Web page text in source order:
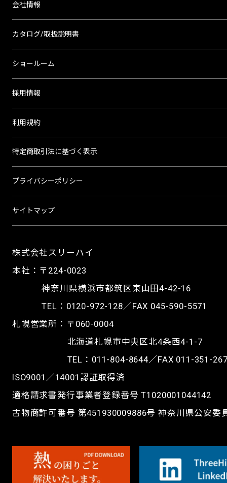
株式会社スリーハイ
本社：〒224-0023
神奈川県横浜市都筑区東山田4-42-16
TEL： 0120-972-128／FAX 045-590-5571
札幌営業所：〒060-0004
北海道札幌市中央区北4条西4-1-7
TEL： 011-804-8644／FAX 011-351-
ISO9001／14001認証取得済
適格請求書発行事業者登録番号 T1020001044142
古物商許可番号 第451930009886号 神奈川県公安委
会社情報
カタログ/取扱説明書
ショールーム
採用情報
利用規約
特定商取引法に基づく表示
プライバシーポリシー
サイトマップ